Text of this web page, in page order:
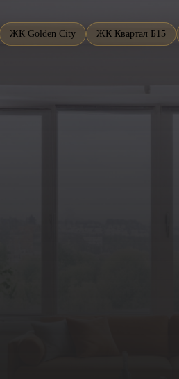
ЖК Golden City ЖК Квартал Б15